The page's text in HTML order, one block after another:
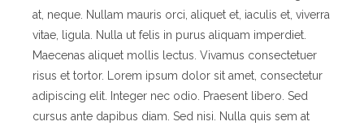
at, neque. Nullam mauris orci, aliquet et, iaculis et, viverra
vitae, ligula. Nulla ut felis in purus aliquam imperdiet.
Maecenas aliquet mollis lectus. Vivamus consectetuer
risus et tortor. Lorem ipsum dolor sit amet, consectetur
adipiscing elit. Integer nec odio. Praesent libero. Sed
cursus ante dapibus diam. Sed nisi. Nulla quis sem at